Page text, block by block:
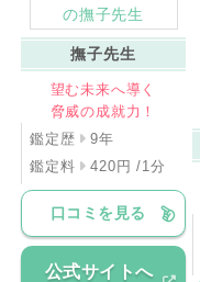
撫子先生
望む未来へ導く
脅威の成就力！
鑑定歴
9年
鑑定料
420円 /1分
口コミを見る
公式サイトへ